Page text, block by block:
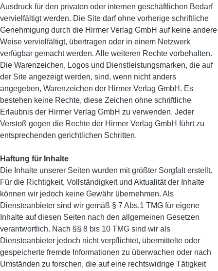
Ausdruck für den privaten oder internen geschäftlichen Bedarf
vervielfältigt werden. Die Site darf ohne vorherige schriftliche
Genehmigung durch die Hirmer Verlag GmbH auf keine andere
Weise vervielfältigt, übertragen oder in einem Netzwerk
verfügbar gemacht werden. Alle weiteren Rechte vorbehalten.
Die Warenzeichen, Logos und Dienstleistungsmarken, die auf
der Site angezeigt werden, sind, wenn nicht anders
angegeben, Warenzeichen der Hirmer Verlag GmbH. Es
bestehen keine Rechte, diese Zeichen ohne schriftliche
Erlaubnis der Hirmer Verlag GmbH zu verwenden. Jeder
Verstoß gegen die Rechte der Hirmer Verlag GmbH führt zu
entsprechenden gerichtlichen Schritten.
Haftung für Inhalte
Die Inhalte unserer Seiten wurden mit größter Sorgfalt erstellt.
Für die Richtigkeit, Vollständigkeit und Aktualität der Inhalte
können wir jedoch keine Gewähr übernehmen. Als
Diensteanbieter sind wir gemäß § 7 Abs.1 TMG für eigene
Inhalte auf diesen Seiten nach den allgemeinen Gesetzen
verantwortlich. Nach §§ 8 bis 10 TMG sind wir als
Diensteanbieter jedoch nicht verpflichtet, übermittelte oder
gespeicherte fremde Informationen zu überwachen oder nach
Umständen zu forschen, die auf eine rechtswidrige Tätigkeit